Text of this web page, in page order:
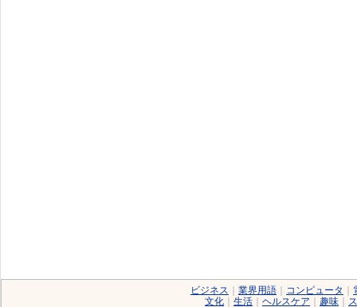
ビジネス 業界用語 コンピュータ
文化
生活 ヘルスケア 趣味